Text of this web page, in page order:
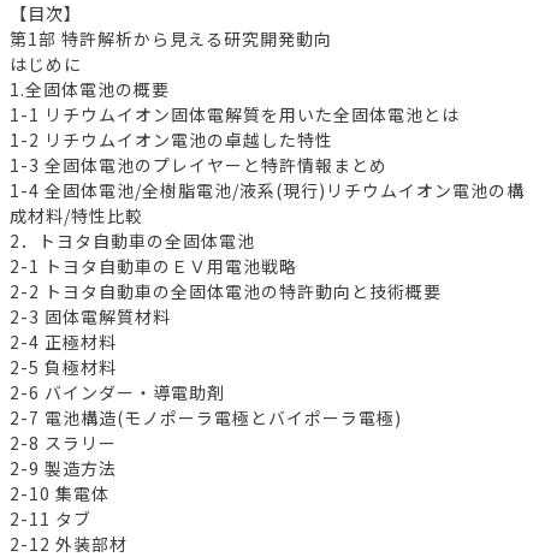
【目次】
第1部 特許解析から見える研究開発動向
はじめに
1.全固体電池の概要
1-1 リチウムイオン固体電解質を用いた全固体電池とは
1-2 リチウムイオン電池の卓越した特性
1-3 全固体電池のプレイヤーと特許情報まとめ
1-4 全固体電池/全樹脂電池/液系(現行)リチウムイオン電池の構
成材料/特性比較
2．トヨタ自動車の全固体電池
2-1 トヨタ自動車のＥＶ用電池戦略
2-2 トヨタ自動車の全固体電池の特許動向と技術概要
2-3 固体電解質材料
2-4 正極材料
2-5 負極材料
2-6 バインダー・導電助剤
2-7 電池構造(モノポーラ電極とバイポーラ電極)
2-8 スラリー
2-9 製造方法
2-10 集電体
2-11 タブ
2-12 外装部材